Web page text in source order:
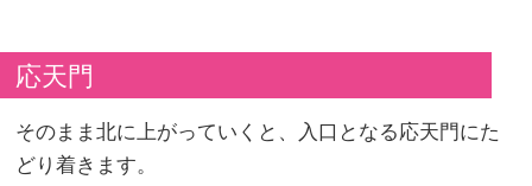
応天門
そのまま北に上がっていくと、入口となる応天門にた
どり着きます。